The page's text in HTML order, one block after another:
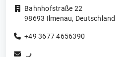
Bahnhofstraße 22
98693 Ilmenau, Deutschland
+49 3677 4656390